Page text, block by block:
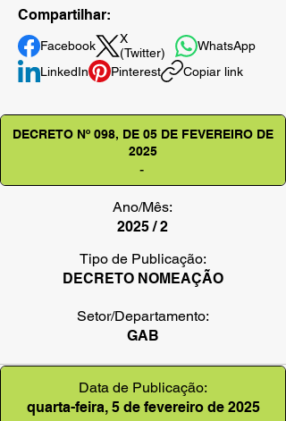
Compartilhar:
Facebook
X
(Twitter)
WhatsApp
LinkedIn
Pinterest Copiar link
DECRETO Nº 098, DE 05 DE FEVEREIRO DE
2025
-
Ano/Mês:
2025 / 2
Tipo de Publicação:
DECRETO NOMEAÇÃO
Setor/Departamento:
GAB
Data de Publicação:
quarta-feira, 5 de fevereiro de 2025